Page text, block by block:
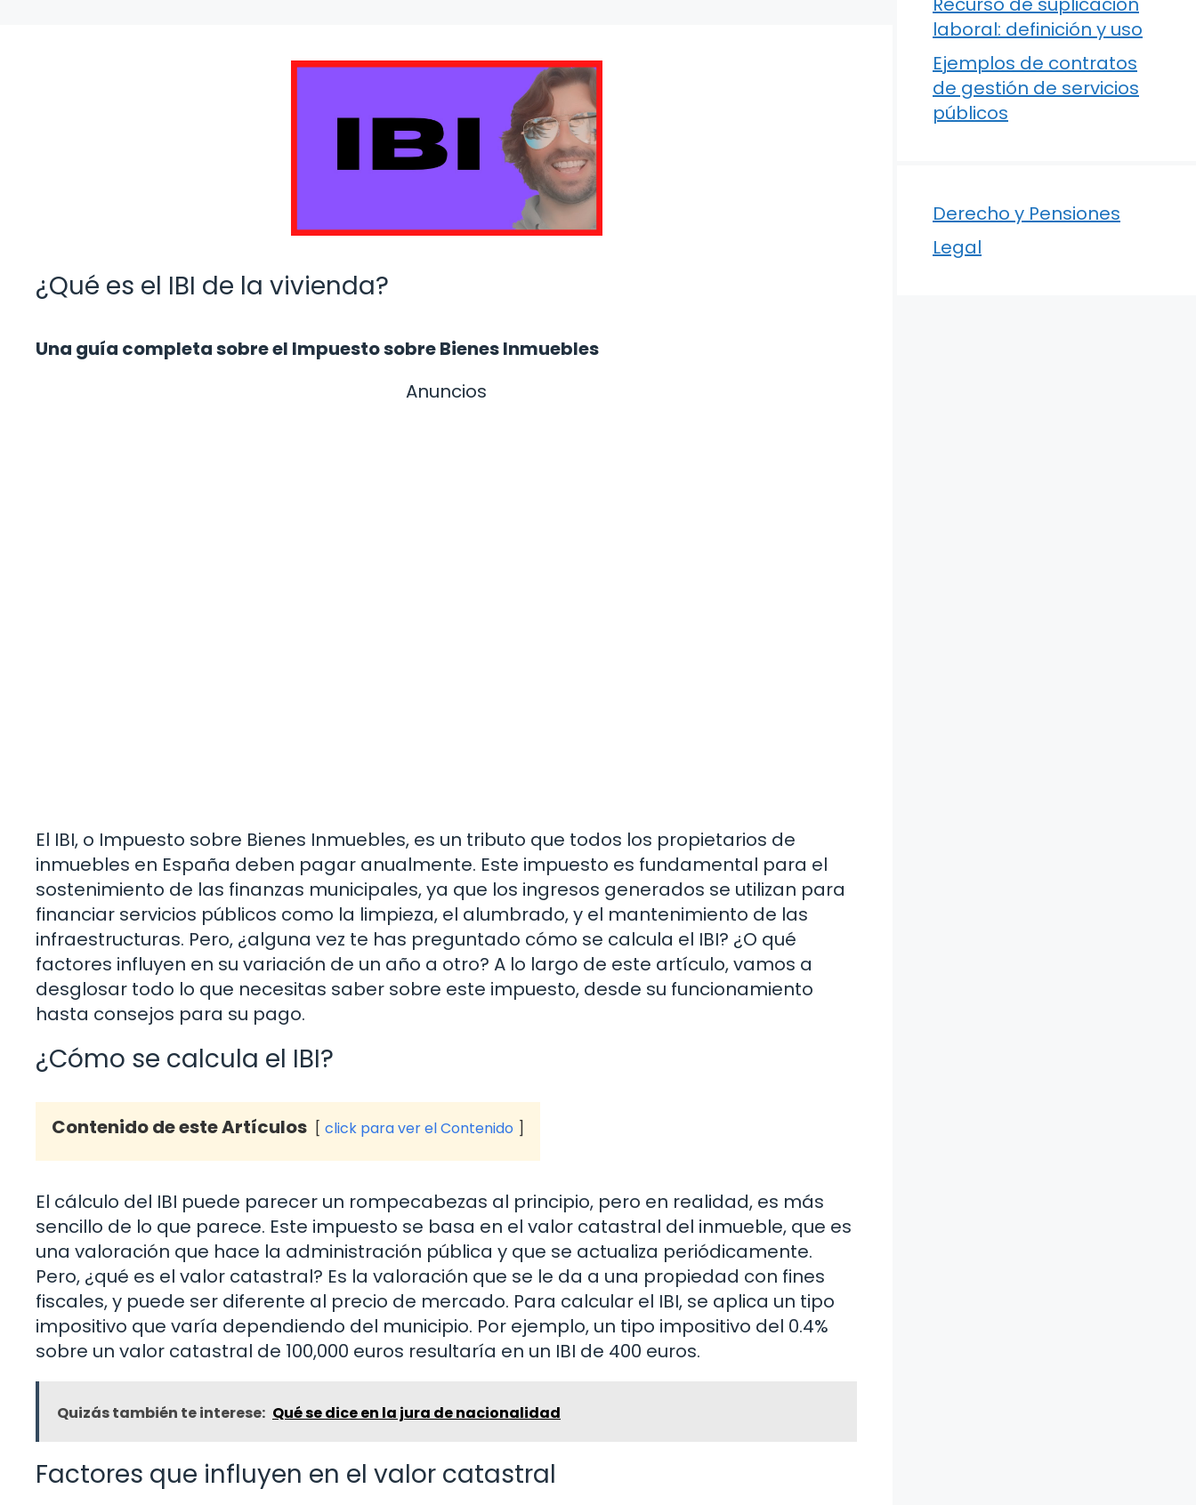
¿Qué es el IBI de la vivienda?
Una guía completa sobre el Impuesto sobre Bienes Inmuebles
Anuncios
El IBI, o Impuesto sobre Bienes Inmuebles, es un tributo que todos los propietarios de
inmuebles en España deben pagar anualmente. Este impuesto es fundamental para el
sostenimiento de las finanzas municipales, ya que los ingresos generados se utilizan para
financiar servicios públicos como la limpieza, el alumbrado, y el mantenimiento de las
infraestructuras. Pero, ¿alguna vez te has preguntado cómo se calcula el IBI? ¿O qué
factores influyen en su variación de un año a otro? A lo largo de este artículo, vamos a
desglosar todo lo que necesitas saber sobre este impuesto, desde su funcionamiento
hasta consejos para su pago.
¿Cómo se calcula el IBI?
Contenido de este Artículos click para ver el Contenido
El cálculo del IBI puede parecer un rompecabezas al principio, pero en realidad, es más
sencillo de lo que parece. Este impuesto se basa en el valor catastral del inmueble, que es
una valoración que hace la administración pública y que se actualiza periódicamente.
Pero, ¿qué es el valor catastral? Es la valoración que se le da a una propiedad con fines
fiscales, y puede ser diferente al precio de mercado. Para calcular el IBI, se aplica un tipo
impositivo que varía dependiendo del municipio. Por ejemplo, un tipo impositivo del 0.4%
sobre un valor catastral de 100,000 euros resultaría en un IBI de 400 euros.
Quizás también te interese: Qué se dice en la jura de nacionalidad
Factores que influyen en el valor catastral
laboral: definición y uso
Ejemplos de contratos
de gestión de servicios
públicos
Derecho y Pensiones
Legal